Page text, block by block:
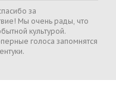
за
Мы очень рады, что
культурой.
голоса запомнятся